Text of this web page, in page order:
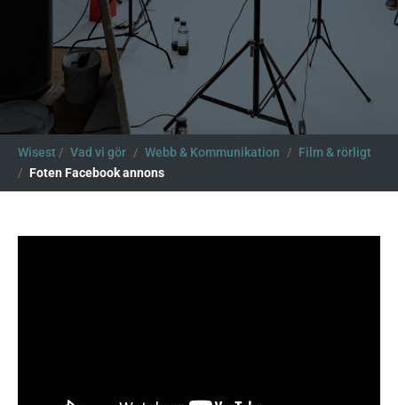
Wisest / Vad vi gör / Webb & Kommunikation / Film & rörligt
/ Foten Facebook annons